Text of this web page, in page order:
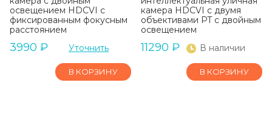
освещением HDCVI с
фиксированным фокусным
расстоянием
3990 ₽ Уточнить
В КОРЗИНУ
камера HDCVI с двумя
объективами PT с двойным
освещением
11290 ₽ В наличии
В КОРЗИНУ